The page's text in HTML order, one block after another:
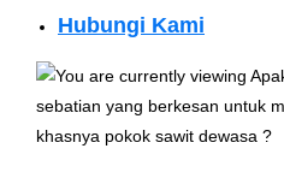
Hubungi Kami